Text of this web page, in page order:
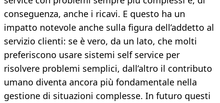
conseguenza, anche i ricavi. E questo ha un
impatto notevole anche sulla figura dell’addetto al
servizio clienti: se è vero, da un lato, che molti
preferiscono usare sistemi self service per
risolvere problemi semplici, dall’altro il contributo
umano diventa ancora più fondamentale nella
gestione di situazioni complesse. In futuro questi